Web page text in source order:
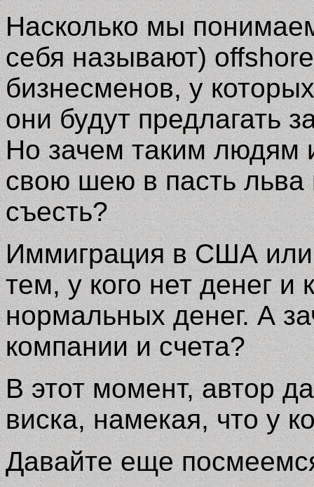
Насколько мы
себя называют)
бизнесменов, у
они будут предлагать
Но зачем таким людям
свою шею в пасть льва
съесть?
Иммиграция в США или
тем, у кого нет денег и
нормальных денег. А
компании и счета?
В этот момент, автор
виска, намекая, что у
Давайте еще